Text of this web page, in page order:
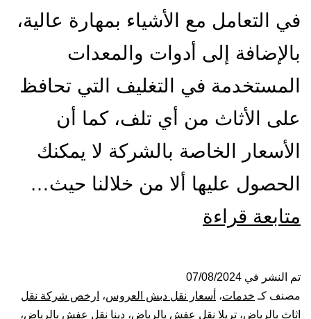
في التعامل مع الأشياء بمهارة عالية،
بالإضافة إلى أدوات والمعدات
المستخدمة في التغليف التي تحافظ
على الأثاث من أي تلف، كما أن
الأسعار الخاصة بالشركة لا يمكنك
الحصول عليها ألا من خلالنا حيث…
متابعة قراءة
عفش
بالرياض
تم النشر في 07/08/2024
مصنف كـ خدمات، أسعار نقل دبش العروس، ارخص شركة نقل
اثاث بالرياض، تريلا نقل عفش بالرياض، دينا نقل عفش بالرياض،